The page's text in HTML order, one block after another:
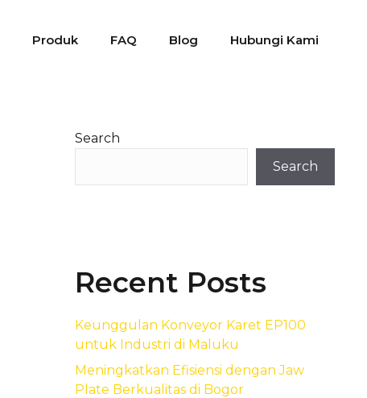
Produk FAQ Blog Hubungi Kami
Search
Search
Recent Posts
Keunggulan Konveyor Karet EP100
untuk Industri di Maluku
Meningkatkan Efisiensi dengan Jaw
Plate Berkualitas di Bogor